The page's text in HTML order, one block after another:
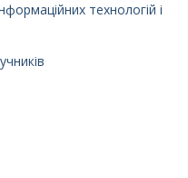
технологій і